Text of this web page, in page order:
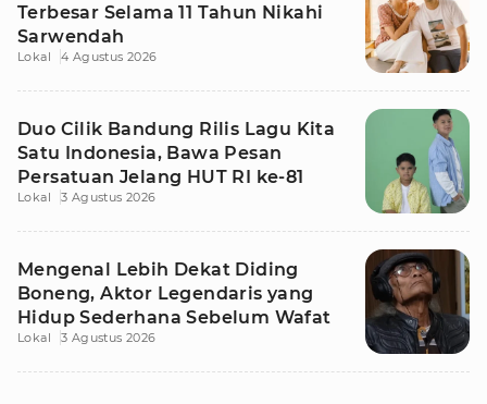
Terbesar Selama 11 Tahun Nikahi
Sarwendah
Lokal 4 Agustus 2026
Duo Cilik Bandung Rilis Lagu Kita
Satu Indonesia, Bawa Pesan
Persatuan Jelang HUT RI ke-81
Lokal 3 Agustus 2026
Mengenal Lebih Dekat Diding
Boneng, Aktor Legendaris yang
Hidup Sederhana Sebelum Wafat
Lokal 3 Agustus 2026